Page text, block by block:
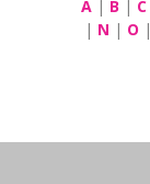
A | B | C
| N | O |